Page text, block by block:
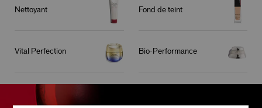
Nettoyant Fond de teint
Vital Perfection Bio-Performance